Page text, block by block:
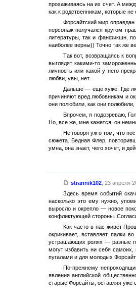
прохаживаясь на их счет. А
как к родственникам, которые
Форсайтский мир
персонаж получался кругом
литературы, так и фанфикшн,
наиболее верны)) Точно так же
Так вот, возвращаясь к
выглядят какими-то
личность или какой у него
любви, увы, нет.
Дальше — еще хуже. Где
причиняют вред любовникам и
они полюбили, как они полюбили,
Впрочем, я подозреваю,
Но, все же, мне кажется, он
Не говоря уж о том, что
сюжета. Бедная Флер,
умна, она знает, чего хочет, и
strannik102, 23 апреля
Здесь время событий
насколько это ему нужно,
выросло и окрепло — новое
конфликтующей стороны.
Как часто в нас живёт
окрикивает, вставляет палки
устрашающих ролях — разные
могут избавить ни себя
пугалами и для молодых
По-прежнему
явления английской
старые Форсайты, оставляя уже